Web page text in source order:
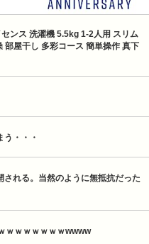
ンス 洗濯機 5.5kg 1-2人用 スリム
部屋干し 多彩コース 簡単操作 真下
う・・・
される。当然のように無抵抗だった
ｗｗｗｗｗｗｗwwww